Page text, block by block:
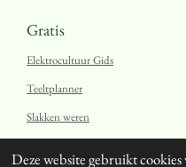
Deze website gebruikt
Gratis
Elektrocultuur Gids
Teeltplanner
Slakken weren
© 2026 Oerzaad.nlgemaakt met ❤